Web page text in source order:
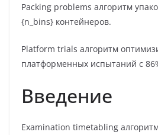
Packing problems алгоритм
{n_bins} контейнеров.
Platform trials алгоритм
платформенных испытаний с
Введение
Examination timetabling